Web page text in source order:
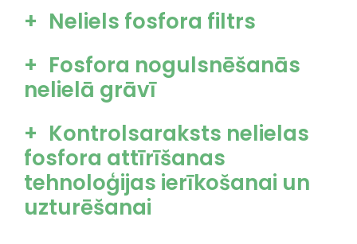
Neliels fosfora filtrs
Fosfora nogulsnēšanās
nelielā grāvī
Kontrolsaraksts nelielas
fosfora attīrīšanas
tehnoloģijas ierīkošanai un
uzturēšanai